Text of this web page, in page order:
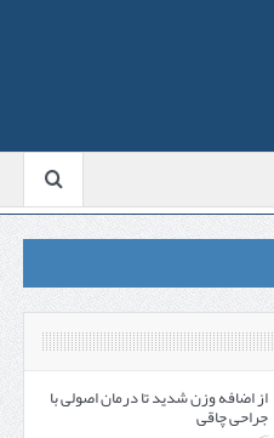
از اضافه وزن شدید تا درمان اصولی با
جراحی چاقی